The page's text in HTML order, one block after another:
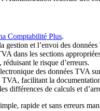
Comptabilité Plus.
gestion et l’envoi des
dans les sections
le risque d’erreurs.
des données TVA
facilitant la
différences de calculs et
rapide et sans erreurs